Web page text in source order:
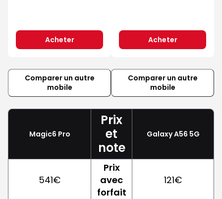
Acheter Acheter
Comparer un autre
mobile
Comparer un autre
mobile
Magic6 Pro
Prix
et
note
Galaxy A56 5G
541€
Prix
avec
forfait
121€